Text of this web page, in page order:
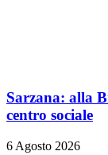
Sarzana: alla
centro sociale
6 Agosto 2026